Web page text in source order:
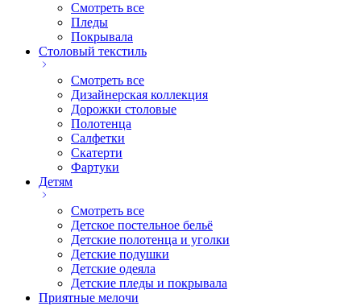
Смотреть все
Пледы
Покрывала
Столовый текстиль
Смотреть все
Дизайнерская коллекция
Дорожки столовые
Полотенца
Салфетки
Скатерти
Фартуки
Детям
Смотреть все
Детское постельное бельё
Детские полотенца и уголки
Детские подушки
Детские одеяла
Детские пледы и покрывала
Приятные мелочи